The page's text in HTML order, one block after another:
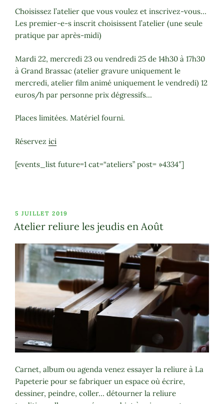
Choisissez l’atelier que vous voulez et inscrivez-vous…
Les premier-e-s inscrit choisissent l’atelier (une seule
pratique par après-midi)
Mardi 22, mercredi 23 ou vendredi 25 de 14h30 à 17h30
à Grand Brassac (atelier gravure uniquement le
mercredi, atelier film animé uniquement le vendredi) 12
euros/h par personne prix dégressifs…
Places limitées. Matériel fourni.
Réservez ici
[events_list future=1 cat=“ateliers” post= »4334″]
PUBLIÉ
LE
5 JUILLET 2019
Atelier reliure les jeudis en Août
Carnet, album ou agenda venez essayer la reliure à La
Papeterie pour se fabriquer un espace où écrire,
dessiner, peindre, coller… détourner la reliure